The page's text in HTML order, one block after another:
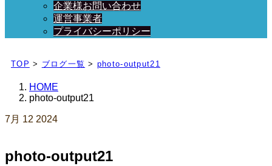
企業様お問い合わせ
運営事業者
プライバシーポリシー
日々、ブログを更新中！
TOP > ブログ一覧 > photo-output21
HOME
photo-output21
7月 12 2024
photo-output21